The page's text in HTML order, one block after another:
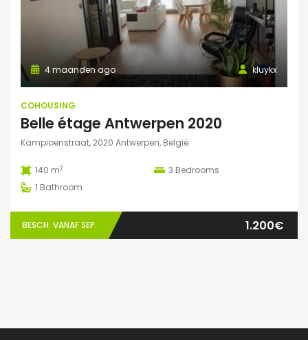
kluykx
4 maanden ago
COHOUSING
Belle étage Antwerpen 2020
Kampioenstraat, 2020 Antwerpen, België
140 m2 3 Bedrooms
1 Bathroom
BESCH. VANAF SEP. 1.200€